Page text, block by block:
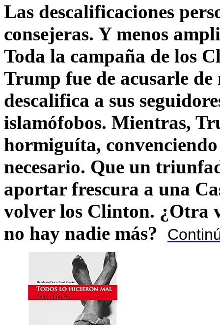
Las descalificaciones
consejeras. Y menos
Toda la campaña de los
Trump fue de acusarle
descalifica a sus
islamófobos. Mientras,
hormiguíta,
necesario. Que un
aportar frescura a una
volver los Clinton. ¿Otra
no hay nadie más?